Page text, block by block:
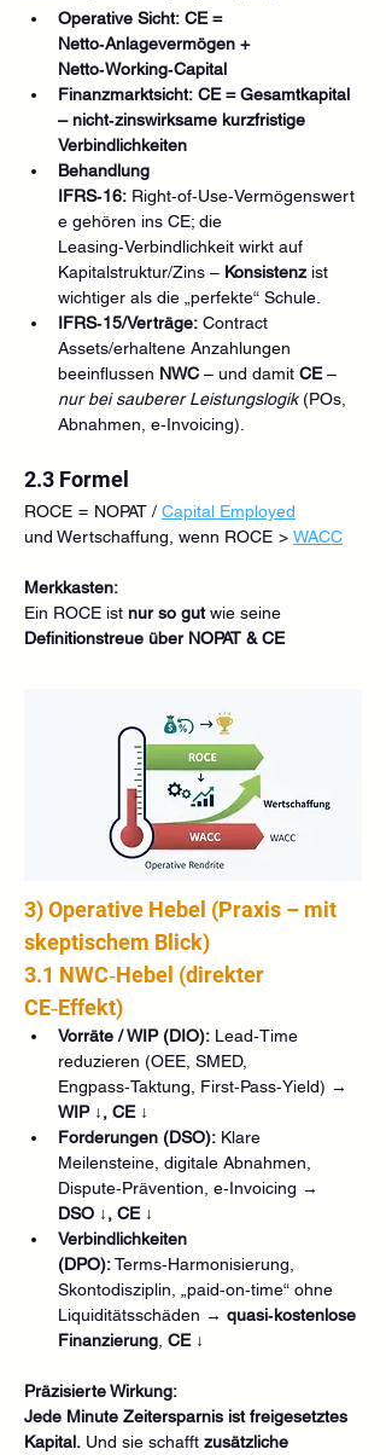
Operative Sicht: CE =
Netto‑Anlagevermögen +
Netto‑Working‑Capital
Finanzmarktsicht: CE = Gesamtkapital
– nicht‑zinswirksame kurzfristige
Verbindlichkeiten
Behandlung
IFRS‑16: Right‑of‑Use‑Vermögenswert
e gehören ins CE; die
Leasing‑Verbindlichkeit wirkt auf
Kapitalstruktur/Zins – Konsistenz ist
wichtiger als die „perfekte“ Schule.
IFRS‑15/Verträge: Contract
Assets/erhaltene Anzahlungen
beeinflussen NWC – und damit CE –
nur bei sauberer Leistungslogik (POs,
Abnahmen, e‑Invoicing).
2.3 Formel
ROCE  =  NOPAT / Capital Employed
und Wertschaffung, wenn ROCE  > WACC
Merkkasten:
Ein ROCE ist nur so gut wie seine
Definitionstreue über NOPAT & CE
3) Operative Hebel (Praxis – mit
skeptischem Blick)
3.1 NWC‑Hebel (direkter
CE‑Effekt)
Vorräte / WIP (DIO): Lead‑Time
reduzieren (OEE, SMED,
Engpass‑Taktung, First‑Pass‑Yield) →
WIP ↓, CE ↓
Forderungen (DSO): Klare
Meilensteine, digitale Abnahmen,
Dispute‑Prävention, e‑Invoicing →
DSO ↓, CE ↓
Verbindlichkeiten
(DPO): Terms‑Harmonisierung,
Skontodisziplin, „paid‑on‑time“ ohne
Liquiditätsschäden → quasi‑kostenlose
Finanzierung CE ↓
Präzisierte Wirkung:
Jede Minute Zeitersparnis ist freigesetztes
Kapital. Und sie schafft zusätzliche